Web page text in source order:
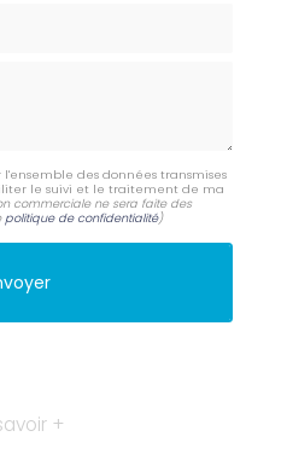
des données transmises
le suivi et le traitement de ma
commerciale ne sera faite des
politique de confidentialité)
+